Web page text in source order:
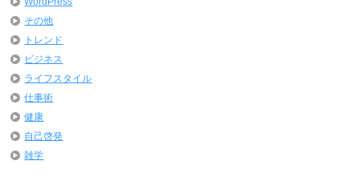
その他
トレンド
ビジネス
ライフスタイル
仕事術
健康
自己啓発
雑学